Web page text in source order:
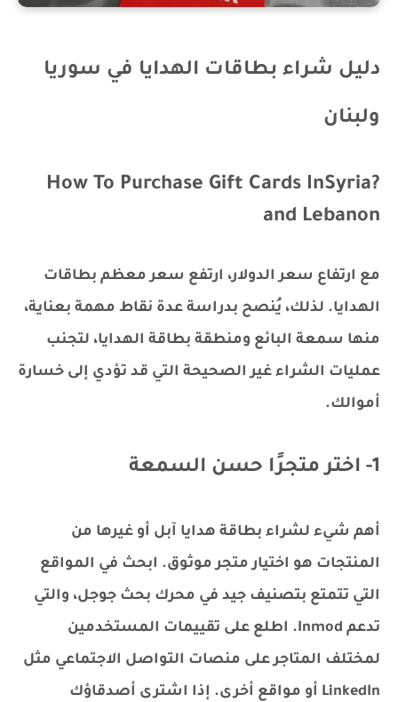
دليل شراء بطاقات الهدايا في سوريا
ولبنان
?How To Purchase Gift Cards InSyria
and Lebanon
مع ارتفاع سعر الدولار، ارتفع سعر معظم بطاقات
الهدايا. لذلك، يُنصح بدراسة عدة نقاط مهمة بعناية،
منها سمعة البائع ومنطقة بطاقة الهدايا، لتجنب
عمليات الشراء غير الصحيحة التي قد تؤدي إلى خسارة
أموالك.
1- اختر متجرًا حسن السمعة
أهم شيء لشراء بطاقة هدايا آبل أو غيرها من
المنتجات هو اختيار متجر موثوق. ابحث في المواقع
التي تتمتع بتصنيف جيد في محرك بحث جوجل، والتي
تدعم Inmod. اطلع على تقييمات المستخدمين
لمختلف المتاجر على منصات التواصل الاجتماعي مثل
LinkedIn أو مواقع أخرى. إذا اشترى أصدقاؤك